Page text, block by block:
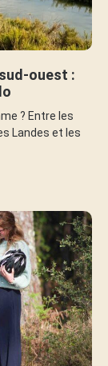
ouest :
? Entre les
Landes et les